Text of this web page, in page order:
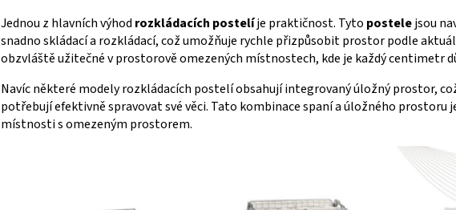
Jednou z hlavních výhod rozkládacích postelíje praktičnost. Tyto postelejsou
snadno skládací a rozkládací, což umožňuje rychle přizpůsobit prostor podle
obzvláště užitečné v prostorově omezených místnostech, kde je každý centimetr
Navíc některé modely rozkládacích postelí obsahují integrovaný úložný prostor,
potřebují efektivně spravovat své věci. Tato kombinace spaní a úložného prostoru
místnosti s omezeným prostorem.